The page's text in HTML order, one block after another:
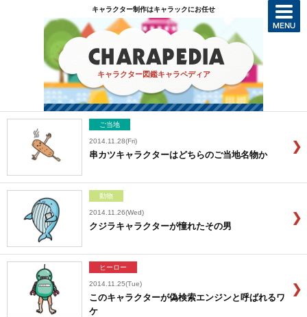
キャラクター制作はキャラックにお任せ
キャラクター図鑑キャラペディア
ご当地
2014.11.28(Fri)
串カツキャラクターはどちらのご当地名物か
動物
2014.11.26(Wed)
クジラキャラクターが憧れたその男
ヒーロー
2014.11.25(Tue)
このキャラクターが偽検索エンジンと呼ばれるワ
ケ